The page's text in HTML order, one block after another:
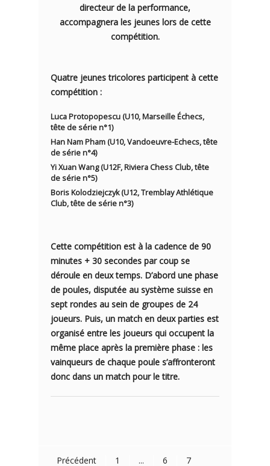
directeur de la performance,
accompagnera les jeunes lors de cette
compétition.
Quatre jeunes tricolores participent à cette
compétition :
Luca Protopopescu (U10, Marseille Échecs,
tête de série n°1)
Han Nam Pham (U10, Vandoeuvre-Echecs, tête
de série n°4)
Yi Xuan Wang (U12F, Riviera Chess Club, tête
de série n°5)
Boris Kolodziejczyk (U12, Tremblay Athlétique
Club, tête de série n°3)
Cette compétition est à la cadence de 90
minutes + 30 secondes par coup se
déroule en deux temps. D’abord une phase
de poules, disputée au système suisse en
sept rondes au sein de groupes de 24
joueurs. Puis, un match en deux parties est
organisé entre les joueurs qui occupent la
même place après la première phase : les
vainqueurs de chaque poule s’affronteront
donc dans un match pour le titre.
Précédent 1 ... 6
7